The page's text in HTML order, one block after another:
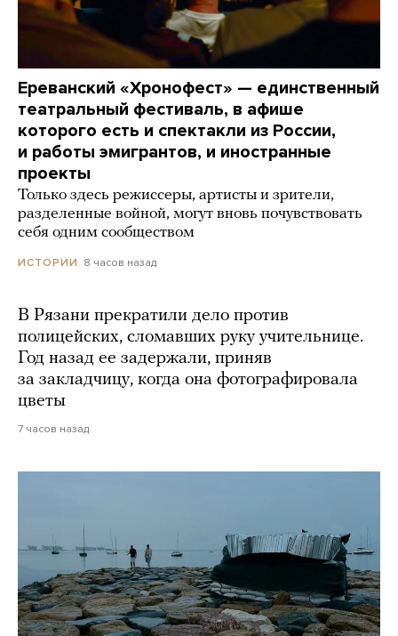
Ереванский «Хронофест» — единственный
театральный фестиваль, в афише
которого есть и спектакли из России,
и работы эмигрантов, и иностранные
проекты
Только здесь режиссеры, артисты и зрители,
разделенные войной, могут вновь почувствовать
себя одним сообществом
ИСТОРИИ 8 часов назад
В Рязани прекратили дело против
полицейских, сломавших руку учительнице.
Год назад ее задержали, приняв
за закладчицу, когда она фотографировала
цветы
7 часов назад